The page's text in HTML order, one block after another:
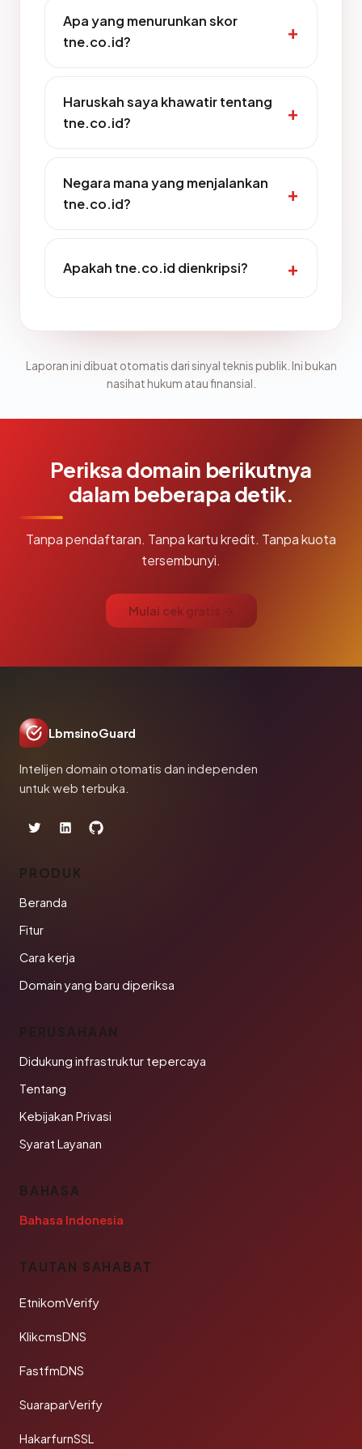
Apa yang menurunkan skor
tne.co.id?
Haruskah saya khawatir tentang
tne.co.id?
Negara mana yang menjalankan
tne.co.id?
Apakah tne.co.id dienkripsi?
Laporan ini dibuat otomatis dari sinyal teknis publik. Ini bukan
nasihat hukum atau finansial.
Periksa domain berikutnya
dalam beberapa detik.
Tanpa pendaftaran. Tanpa kartu kredit. Tanpa kuota
tersembunyi.
Mulai cek gratis →
LbmsinoGuard
Intelijen domain otomatis dan independen
untuk web terbuka.
PRODUK
Beranda
Fitur
Cara kerja
Domain yang baru diperiksa
PERUSAHAAN
Didukung infrastruktur tepercaya
Tentang
Kebijakan Privasi
Syarat Layanan
BAHASA
Bahasa Indonesia
TAUTAN SAHABAT
EtnikomVerify
KlikcmsDNS
FastfmDNS
SuaraparVerify
HakarfurnSSL